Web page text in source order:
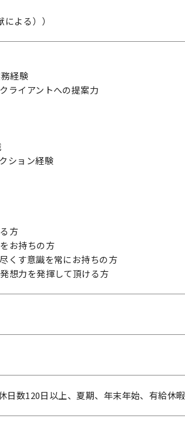
よる））
経験
ライアントへの提案力
ション経験
方
お持ちの方
くす意識を常にお持ちの方
想力を発揮して頂ける方
日数120日以上、夏期、年末年始、有給休暇